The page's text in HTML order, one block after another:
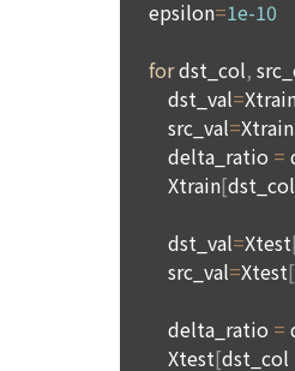
3. 기타 불가항력적인 사유에 의해
제 18 조 (회원정보의 제공 및 광고
1. “회사”는 “회원”에게 서비스 이
보들을 전자우편이나 서신우편,
2. "회사"는 제공하는 서비스와 관
스 화면, 홈페이지 등에 게재할 수
주의 판촉활동에 "회원"이 참여하
써 발생하는 모든 손실과 손해에
부정가입 및 징계기록 등의 부정
방지를 위하여 수집 시점으로부터
회원탈퇴, 서비스 종료, 이용자에
정보는 재생이 불가능한 방법으로
보존의무를 부과한 정보에 대해
이 재생이 불가능한 방법으로 파
은 분쇄하거나 소각하는 방식 등으